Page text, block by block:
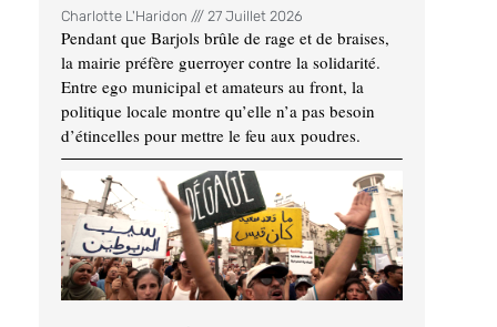
Charlotte L'Haridon 27 Juillet 2026
Pendant que Barjols brûle de rage et de braises,
la mairie préfère guerroyer contre la solidarité.
Entre ego municipal et amateurs au front, la
politique locale montre qu’elle n’a pas besoin
d’étincelles pour mettre le feu aux poudres.